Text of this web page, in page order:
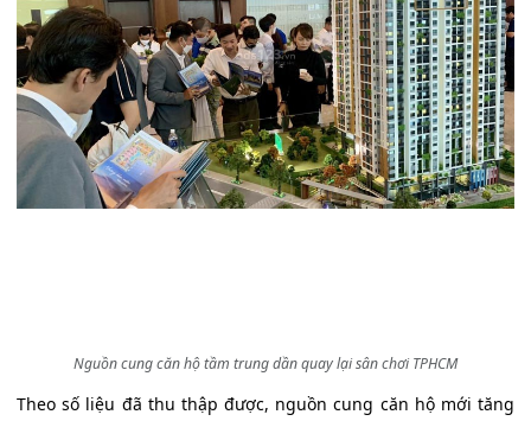
Nguồn cung căn hộ tầm trung dần quay lại sân chơi TPHCM
Theo số liệu đã thu thập được, nguồn cung căn hộ mới tăng